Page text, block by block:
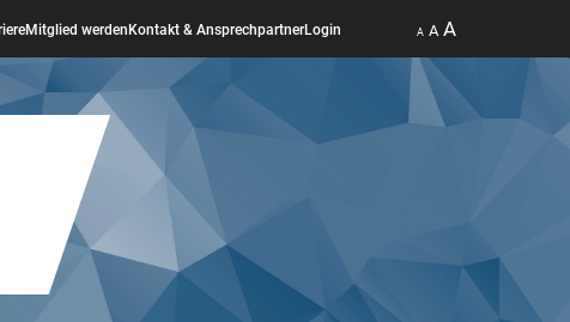
Mitglied werden Kontakt & AnsprechpartnerLogin A A A